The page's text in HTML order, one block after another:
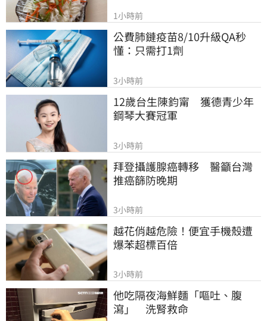
1小時前
公費肺鏈疫苗8/10升級QA秒
懂：只需打1劑
3小時前
12歲台生陳鈞甯　獲德青少年
鋼琴大賽冠軍
3小時前
拜登攝護腺癌轉移　醫籲台灣
推癌篩防晚期
3小時前
越花俏越危險！便宜手機殼遭
爆苯超標百倍
3小時前
他吃隔夜海鮮麵「嘔吐、腹
瀉」　洗腎救命